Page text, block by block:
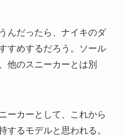
んだったら、ナイキのダ
すめするだろう。ソール
他のスニーカーとは別
ーカーとして、これから
するモデルと思われる。